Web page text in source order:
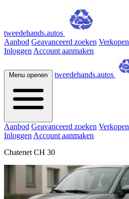
tweedehands.autos
Aanbod Geavanceerd zoeken Verkopen
Inloggen Account aanmaken
Menu openen tweedehands.autos
Aanbod Geavanceerd zoeken Verkopen
Inloggen Account aanmaken
Chatenet CH 30